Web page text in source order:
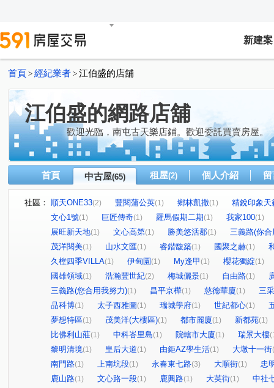
新建案
首頁 > 經紀業者 > 江伯盛的店舖
江伯盛的網路店舖
歡迎光臨，南屯古天樂店鋪。歡迎委託買賣房屋。
首頁 中古屋(65) 租屋(2) 個人介紹
社區： 順天ONE33(2) 豐閱蒲公英(1) 鄉林凱撒(1)
精銳印象天
文心1號(1) 巨匠傳奇(1) 羅馬假期二期(1) 我家100(1)
展旺新天地(1) 文心高第(1) 勝美悠活郡(1)
三義路(你
茂洋閱美(1) 山水文匯(1) 睿鍇馥築(1) 國聚之赫(1)
久樘四季VILLA(1) 伊甸園 (1) My逢甲 (1) 櫻花獨綻(1)
國雄領域(1) 浩瀚豐世紀(2) 梅城儷景(1) 自由路(1)
三義路(您合用我努力)(1) 昌平京樺(1) 慈德華廈(1)
三
品科博(1) 太子西雅圖 (1) 瑞城學府(1) 世紀都心(1)
夢想特區(1) 茂美洋(大樓區)(1) 都市麗廈(1) 新都苑(1)
比佛利山莊(1) 中科峇里島(1) 院轄市大廈(1) 瑞景大樓
黎明清境(1) 皇后大道(1) 由鉅AZ學生活(1) 大墩十一街
南門路(1) 上南坑段(1) 永春東七路(3) 大順街(1)
忠
鹿山路(1) 文心路一段(1) 鹿興路(1) 大英街(1)
中社